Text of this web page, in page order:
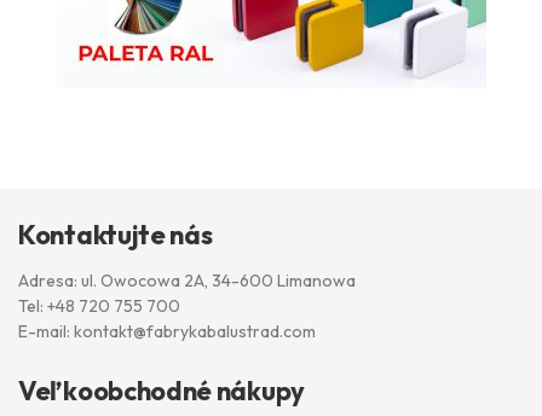
Kontaktujte nás
Adresa: ul. Owocowa 2A, 34-600 Limanowa
Tel: +48 720 755 700
E-mail: kontakt@fabrykabalustrad.com
Veľkoobchodné nákupy